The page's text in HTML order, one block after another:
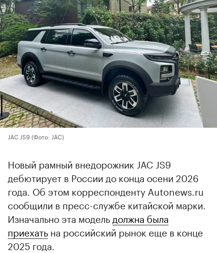
JAC JS9 (Фото: JAC)
Новый рамный внедорожник JAC JS9
дебютирует в России до конца осени 2026
года. Об этом корреспонденту Autonews.ru
сообщили в пресс-службе китайской марки.
Изначально эта модель должна была
приехать на российский рынок еще в конце
2025 года.